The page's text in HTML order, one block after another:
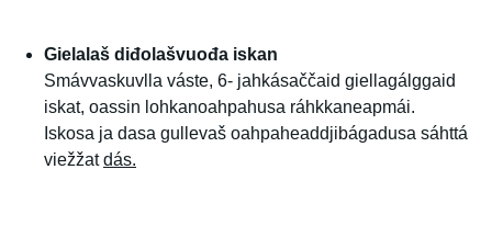
Gielalaš diđolašvuođa iskan
Smávvaskuvlla váste, 6- jahkásaččaid giellagálggaid
iskat, oassin lohkanoahpahusa ráhkkaneapmái.
Iskosa ja dasa gullevaš oahpaheaddjibágadusa sáhttá
viežžatdás.